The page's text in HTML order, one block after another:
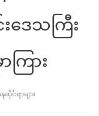
ဒေသကြီး
ကြား
င်ရာများ